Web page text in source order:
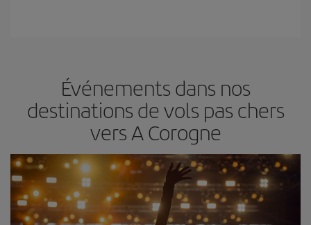
Événements dans nos
destinations de vols pas chers
vers A Corogne